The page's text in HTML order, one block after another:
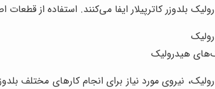
بلدوزر کاترپیلار ایفا می‌کنند. استفاده از
هیدرولیک
نیروی مورد نیاز برای انجام کارهای مختلف